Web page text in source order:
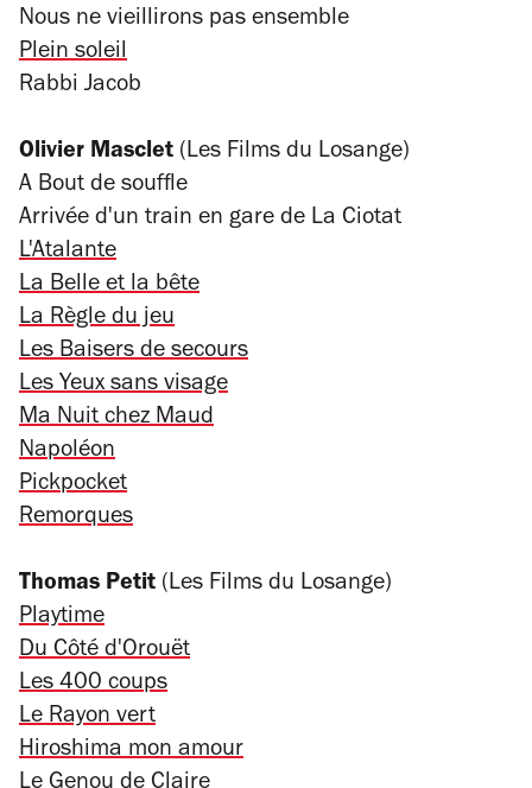
Nous ne vieillirons pas ensemble
Plein soleil
Rabbi Jacob
Olivier Masclet (Les Films du Losange)
A Bout de souffle
Arrivée d'un train en gare de La Ciotat
L'Atalante
La Belle et la bête
La Règle du jeu
Les Baisers de secours
Les Yeux sans visage
Ma Nuit chez Maud
Napoléon
Pickpocket
Remorques
Thomas Petit (Les Films du Losange)
Playtime
Du Côté d'Orouët
Les 400 coups
Le Rayon vert
Hiroshima mon amour